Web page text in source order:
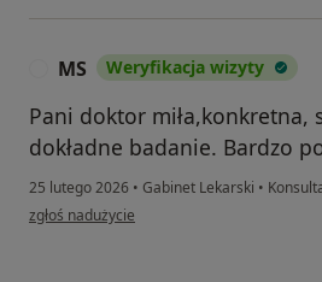
MS Weryfikacja wizyty
Pani doktor miła,konkretna,
dokładne badanie. Bardzo
25 lutego 2026 • Gabinet Lekarski •
w opinii użytkownika MS
zgłoś nadużycie